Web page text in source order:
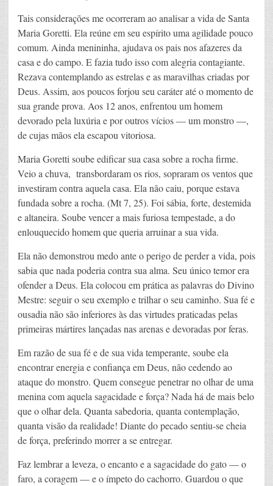
Tais considerações me ocorreram ao analisar a vida de Santa
Maria Goretti. Ela reúne em seu espírito uma agilidade pouco
comum. Ainda menininha, ajudava os pais nos afazeres da
casa e do campo. E fazia tudo isso com alegria contagiante.
Rezava contemplando as estrelas e as maravilhas criadas por
Deus. Assim, aos poucos forjou seu caráter até o momento de
sua grande prova. Aos 12 anos, enfrentou um homem
devorado pela luxúria e por outros vícios — um monstro —,
de cujas mãos ela escapou vitoriosa.
Maria Goretti soube edificar sua casa sobre a rocha firme.
Veio a chuva, transbordaram os rios, sopraram os ventos que
investiram contra aquela casa. Ela não caiu, porque estava
fundada sobre a rocha. (Mt 7, 25). Foi sábia, forte, destemida
e altaneira. Soube vencer a mais furiosa tempestade, a do
enlouquecido homem que queria arruinar a sua vida.
Ela não demonstrou medo ante o perigo de perder a vida, pois
sabia que nada poderia contra sua alma. Seu único temor era
ofender a Deus. Ela colocou em prática as palavras do Divino
Mestre: seguir o seu exemplo e trilhar o seu caminho. Sua fé e
ousadia não são inferiores às das virtudes praticadas pelas
primeiras mártires lançadas nas arenas e devoradas por feras.
Em razão de sua fé e de sua vida temperante, soube ela
encontrar energia e confiança em Deus, não cedendo ao
ataque do monstro. Quem consegue penetrar no olhar de uma
menina com aquela sagacidade e força? Nada há de mais belo
que o olhar dela. Quanta sabedoria, quanta contemplação,
quanta visão da realidade! Diante do pecado sentiu-se cheia
de força, preferindo morrer a se entregar.
Faz lembrar a leveza, o encanto e a sagacidade do gato — o
faro, a coragem — e o ímpeto do cachorro. Guardou o que